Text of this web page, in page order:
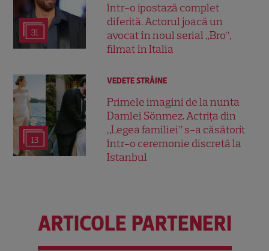
31
într-o ipostază complet
diferită. Actorul joacă un
avocat în noul serial „Bro”,
filmat în Italia
13
VEDETE STRĂINE
Primele imagini de la nunta
Damlei Sönmez. Actrița din
„Legea familiei” s-a căsătorit
într-o ceremonie discretă la
Istanbul
ARTICOLE PARTENERI